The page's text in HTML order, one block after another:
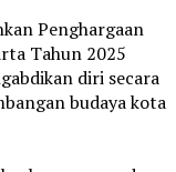
Penghargaan
Tahun 2025
diri secara
budaya kota